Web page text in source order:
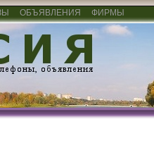
ОБЪЯВЛЕНИЯ ФИРМЫ